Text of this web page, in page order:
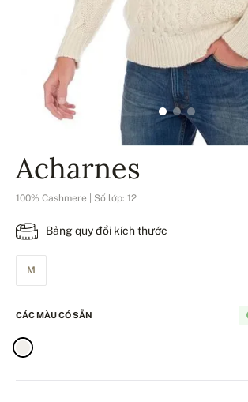
Acharnes
100% Cashmere | Số lớp: 12
Bảng quy đổi kích thước
M
CÁC MÀU CÓ SẴN